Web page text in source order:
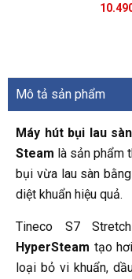
Mô tả sản phẩm
Máy hút bụi lau
Steam là sản phẩm
bụi vừa lau sàn
diệt khuẩn hiệu quả.
Tineco S7
HyperSteam tạo
loại bỏ vi khuẩn,